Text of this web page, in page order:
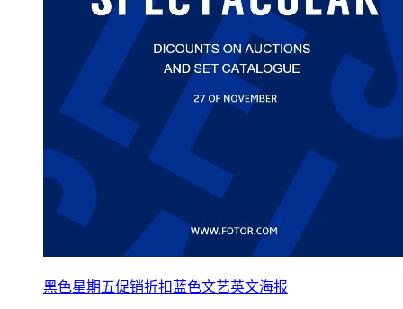
黑色星期五促销折扣蓝色文艺英文海报